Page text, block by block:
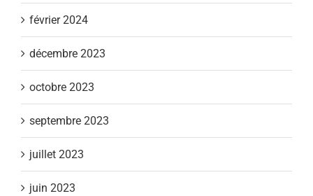
février 2024
décembre 2023
octobre 2023
septembre 2023
juillet 2023
juin 2023